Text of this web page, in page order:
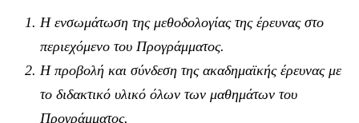
Η ενσωμάτωση της μεθοδολογίας της έρευνας στο
περιεχόμενο του Προγράμματος.
Η προβολή και σύνδεση της ακαδημαϊκής έρευνας με
το διδακτικό υλικό όλων των μαθημάτων του
Προγράμματος.